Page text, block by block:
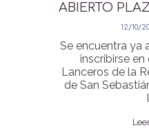
ABIERTO
12/10/
Se encuentra ya
inscribirse
Lanceros de la
de San